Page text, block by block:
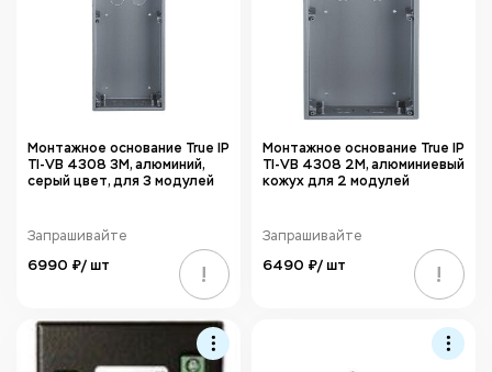
Монтажное основание True IP
TI-VB 4308 3M, алюминий,
серый цвет, для 3 модулей
Запрашивайте
6990 ₽/ шт !
Монтажное основание True IP
TI-VB 4308 2M, алюминиевый
кожух для 2 модулей
Запрашивайте
6490 ₽/ шт !